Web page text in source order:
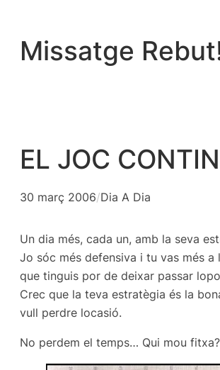
contingut
Missatge
EL JOC
30 març 2006/Dia A Dia
Un dia més, cada un, amb la seva
Jo sóc més defensiva i tu vas més a
que tinguis por de deixar passar
Crec que la teva estratègia és la
vull perdre locasió.
No perdem el temps… Qui mou